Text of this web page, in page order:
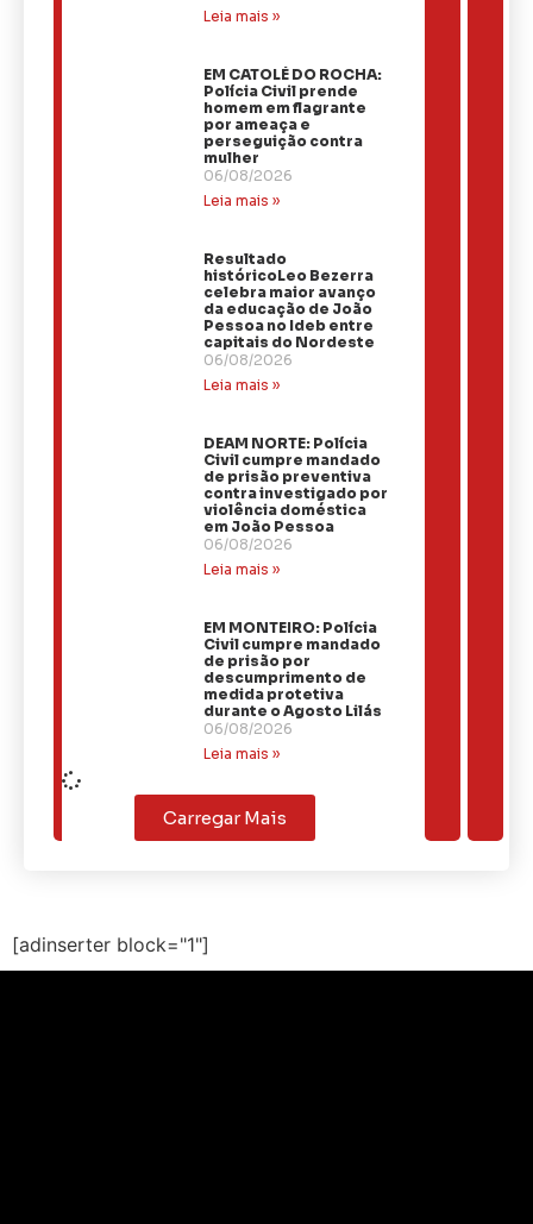
Leia mais »
EM CATOLÉ DO ROCHA:
Polícia Civil prende
homem em flagrante
por ameaça e
perseguição contra
mulher
06/08/2026
Leia mais »
Resultado
históricoLeo Bezerra
celebra maior avanço
da educação de João
Pessoa no Ideb entre
capitais do Nordeste
06/08/2026
Leia mais »
DEAM NORTE: Polícia
Civil cumpre mandado
de prisão preventiva
contra investigado por
violência doméstica
em João Pessoa
06/08/2026
Leia mais »
EM MONTEIRO: Polícia
Civil cumpre mandado
de prisão por
descumprimento de
medida protetiva
durante o Agosto Lilás
06/08/2026
Leia mais »
Carregar Mais
[adinserter block="1"]